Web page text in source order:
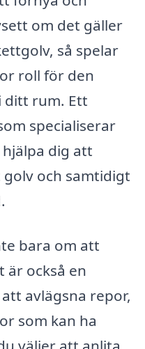
om det gäller
så spelar
roll för den
ditt rum. Ett
specialiserar
dig att
och samtidigt
bara om att
är också en
avlägsna repor,
som kan ha